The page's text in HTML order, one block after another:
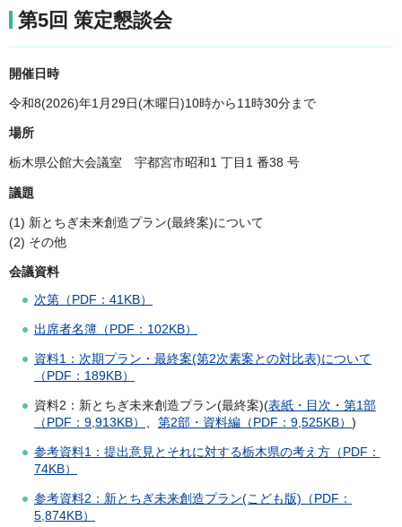
第5回 策定懇談会
開催日時
令和8(2026)年1月29日(木曜日)10時から11時30分まで
場所
栃木県公館大会議室 宇都宮市昭和1 丁目1 番38 号
議題
(1) 新とちぎ未来創造プラン(最終案)について
(2) その他
会議資料
次第（PDF：41KB）
出席者名簿（PDF：102KB）
資料1：次期プラン・最終案(第2次素案との対比表)について
（PDF：189KB）
資料2：新とちぎ未来創造プラン(最終案)(表紙・目次・第1部
（PDF：9,913KB） 、 第2部・資料編（PDF：9,525KB） )
参考資料1：提出意見とそれに対する栃木県の考え方（PDF：
74KB）
参考資料2：新とちぎ未来創造プラン(こども版)（PDF：
5,874KB）